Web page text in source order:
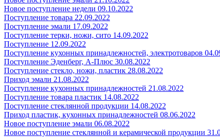
Новое поступление недели 09.10.2022
Поступление товара 22.09.2022
Поступление эмали 17.09.2022
Поступление терки, ножи, сито 14.09.2022
Поступление 12.09.2022
Поступление кухонных принадлежностей, электротоваров
Поступление Эденберг, А-Плюс 30.08.2022
Поступление стекло, ножи, пластик 28.08.2022
Приход эмали 21.08.2022
Поступление кухонных принадлежностей 21.08.2022
Поступление товара пластик 14.08.2022
Поступление стеклянной продукции 14.08.2022
Приход пластик, кухонных принадлежностей 08.06.2022
Новое поступление эмали 06.08.2022
Новое поступление стеклянной и керамической продукции